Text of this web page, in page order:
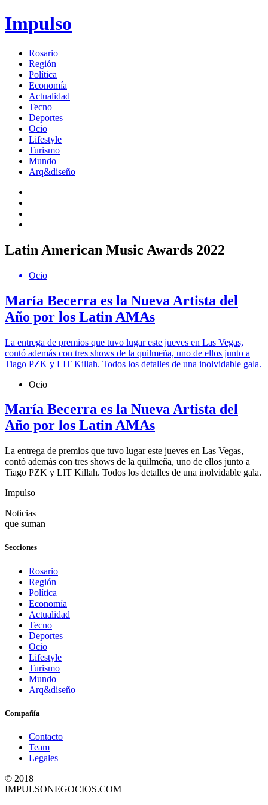
Impulso
Rosario
Región
Política
Economía
Actualidad
Tecno
Deportes
Ocio
Lifestyle
Turismo
Mundo
Arq&diseño
Latin American Music Awards 2022
Ocio
María Becerra es la Nueva Artista del
Año por los Latin AMAs
La entrega de premios que tuvo lugar este jueves en Las Vegas,
contó además con tres shows de la quilmeña, uno de ellos junto a
Tiago PZK y LIT Killah. Todos los detalles de una inolvidable gala.
Ocio
María Becerra es la Nueva Artista del
Año por los Latin AMAs
La entrega de premios que tuvo lugar este jueves en Las Vegas,
contó además con tres shows de la quilmeña, uno de ellos junto a
Tiago PZK y LIT Killah. Todos los detalles de una inolvidable gala.
Impulso
Noticias
que suman
Secciones
Rosario
Región
Política
Economía
Actualidad
Tecno
Deportes
Ocio
Lifestyle
Turismo
Mundo
Arq&diseño
Compañía
Contacto
Team
Legales
© 2018
IMPULSONEGOCIOS.COM